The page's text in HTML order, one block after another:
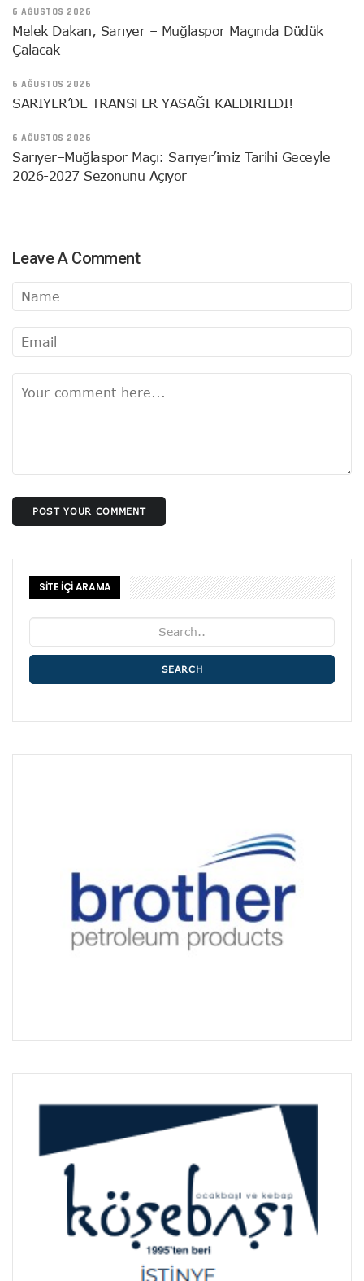
6 AĞUSTOS 2026
Melek Dakan, Sarıyer – Muğlaspor Maçında Düdük
Çalacak
6 AĞUSTOS 2026
SARIYER’DE TRANSFER YASAĞI KALDIRILDI!
6 AĞUSTOS 2026
Sarıyer–Muğlaspor Maçı: Sarıyer’imiz Tarihi Geceyle
2026-2027 Sezonunu Açıyor
Leave A Comment
POST YOUR COMMENT
SİTE İÇİ ARAMA
SEARCH